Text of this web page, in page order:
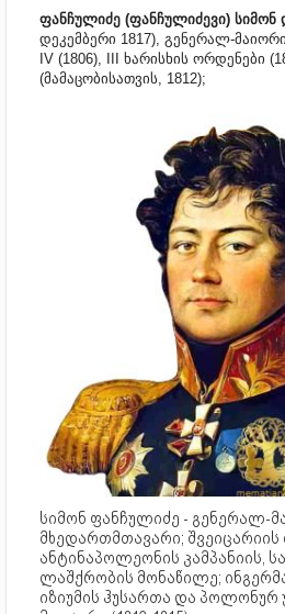
ფანჩულიძე (ფანჩულიძევი) სიმონ
დეკემბერი 1817), გენერალ-
IV (1806), III ხარისხის ორდენები
(მამაცობისათვის, 1812);
სიმონ ფანჩულიძე - გენერალ-
მხედართმთავარი;
ანტინაპოლეონის კამპანიის,
ლაშქრობის მონაწილე;
იზიუმის ჰუსართა და